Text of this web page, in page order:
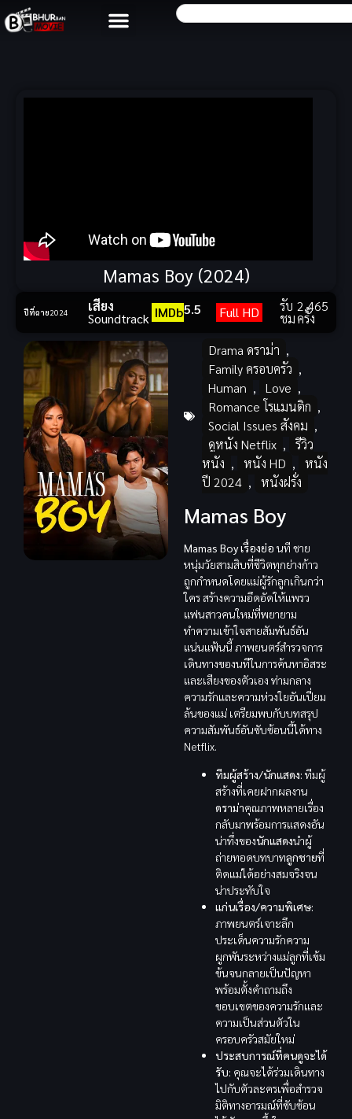
Mamas Boy (2024)
ปีที่ฉาย2024 เสียง
Soundtrack IMDb5.5 Full HD รับ
ชม
2,465
ครั้ง
Drama ดราม่า ,
Family ครอบครัว ,
Human , Love ,
Romance โรแมนติก ,
Social Issues สังคม ,
ดูหนัง Netflix ,
รีวิว
หนัง , หนัง HD ,
หนัง
ปี 2024 , หนังฝรั่ง
Mamas Boy
Mamas Boy เรื่องย่อ นที ชาย
หนุ่มวัยสามสิบที่ชีวิตทุกย่างก้าว
ถูกกำหนดโดยแม่ผู้รักลูกเกินกว่า
ใคร สร้างความอึดอัดให้แพรว
แฟนสาวคนใหม่ที่พยายาม
ทำความเข้าใจสายสัมพันธ์อัน
แน่นแฟ้นนี้ ภาพยนตร์สำรวจการ
เดินทางของนทีในการค้นหาอิสระ
และเสียงของตัวเอง ท่ามกลาง
ความรักและความห่วงใยอันเปี่ยม
ล้นของแม่ เตรียมพบกับบทสรุป
ความสัมพันธ์อันซับซ้อนนี้ได้ทาง
Netflix.
ทีมผู้สร้าง/นักแสดง: ทีมผู้
สร้างที่เคยฝากผลงาน
ดราม่าคุณภาพหลายเรื่อง
กลับมาพร้อมการแสดงอัน
น่าทึ่งของนักแสดงนำผู้
ถ่ายทอดบทบาทลูกชายที่
ติดแม่ได้อย่างสมจริงจน
น่าประทับใจ
แก่นเรื่อง/ความพิเศษ:
ภาพยนตร์เจาะลึก
ประเด็นความรักความ
ผูกพันระหว่างแม่ลูกที่เข้ม
ข้นจนกลายเป็นปัญหา
พร้อมตั้งคำถามถึง
ขอบเขตของความรักและ
ความเป็นส่วนตัวใน
ครอบครัวสมัยใหม่
ประสบการณ์ที่คนดูจะได้
รับ: คุณจะได้ร่วมเดินทาง
ไปกับตัวละครเพื่อสำรวจ
มิติทางอารมณ์ที่ซับซ้อน